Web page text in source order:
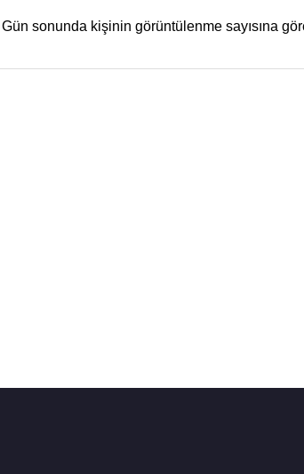
Gün sonunda kişinin görüntülenme sayısına